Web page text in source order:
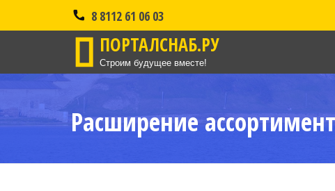
8 8112 61 06 03
ПОРТАЛСНАБ.РУ
Строим будущее вместе!
Расширение